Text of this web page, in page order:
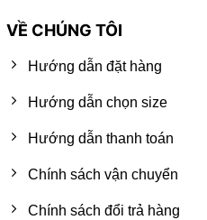
VỀ CHÚNG TÔI
Hướng dẫn đặt hàng
Hướng dẫn chọn size
Hướng dẫn thanh toán
Chính sách vận chuyển
Chính sách đổi trả hàng